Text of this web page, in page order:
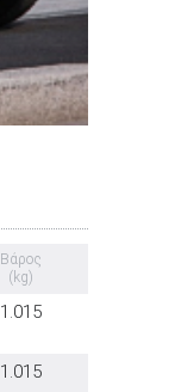
Βάρος
(kg)
1.015
1.015